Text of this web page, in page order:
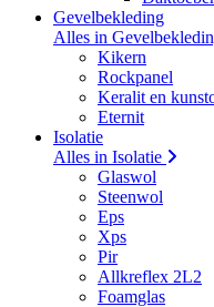
Gevelbekleding
Alles in
Kikern
Rockpanel
Keralit en
Eternit
Isolatie
Alles in Isolatie
Glaswol
Steenwol
Eps
Xps
Pir
Allkreflex 2L2
Foamglas